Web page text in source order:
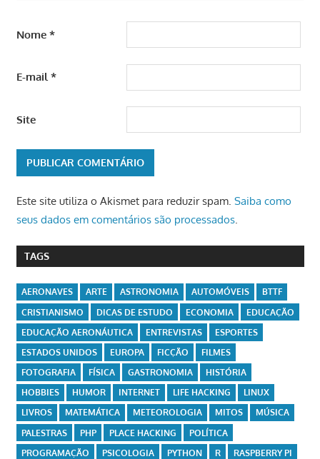
Nome *
E-mail*
Site
Este site utiliza o Akismet para reduzir spam. Saiba como
seus dados em comentários são processados.
TAGS
AERONAVES ARTE ASTRONOMIA AUTOMÓVEIS
BTTF
CRISTIANISMO
DICAS DE ESTUDO ECONOMIA
EDUCAÇÃO
EDUCAÇÃO AERONÁUTICA
ENTREVISTAS
ESPORTES
ESTADOS UNIDOS
EUROPA FICÇÃO
FILMES
FOTOGRAFIA
FÍSICA GASTRONOMIA
HISTÓRIA
HOBBIES
HUMOR INTERNET LIFE HACKING
LINUX
LIVROS
MATEMÁTICA METEOROLOGIA MITOS
MÚSICA
PALESTRAS
PHP PLACE HACKING
POLÍTICA
PROGRAMAÇÃO
PSICOLOGIA PYTHON R
RASPBERRY PI